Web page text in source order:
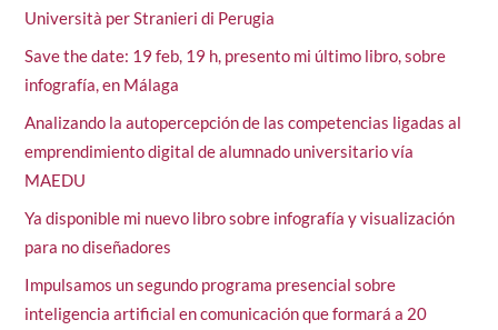
Università per Stranieri di Perugia
Save the date: 19 feb, 19 h, presento mi último libro, sobre
infografía, en Málaga
Analizando la autopercepción de las competencias ligadas al
emprendimiento digital de alumnado universitario vía
MAEDU
Ya disponible mi nuevo libro sobre infografía y visualización
para no diseñadores
Impulsamos un segundo programa presencial sobre
inteligencia artificial en comunicación que formará a 20